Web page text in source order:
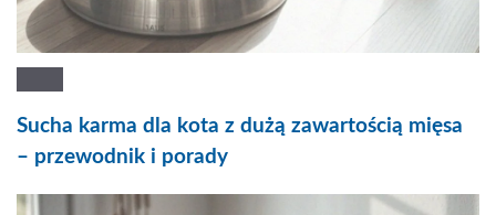
Sucha karma dla kota z dużą zawartością mięsa
– przewodnik i porady